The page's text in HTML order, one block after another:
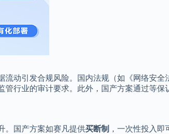
动引发合规风险。国内法规（如《网络安
行业的审计要求。此外，国产方案通过等
。国产方案如赛凡提供买断制 ，一次性投入